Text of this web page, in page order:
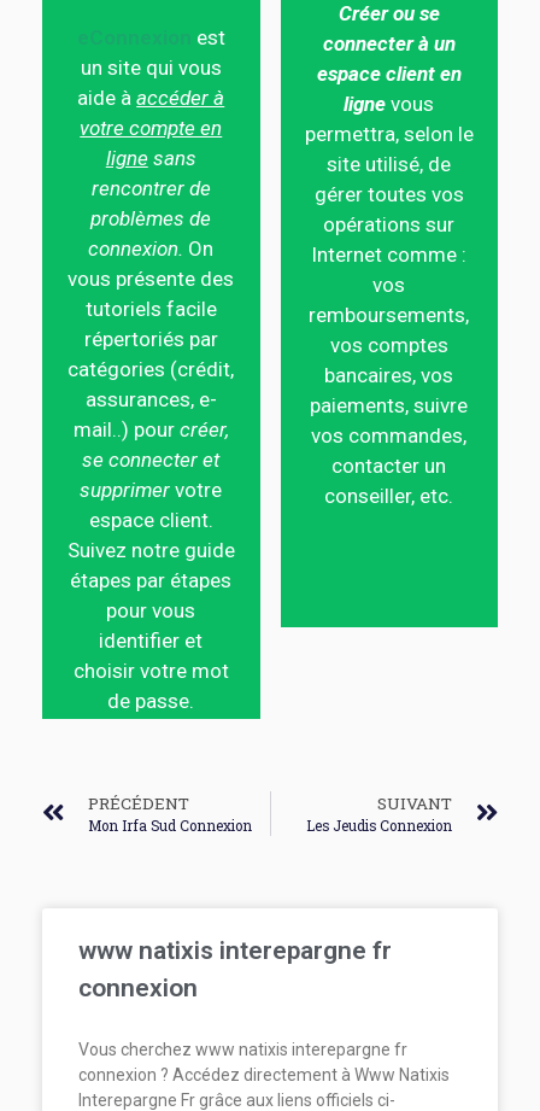
est
un site qui vous
aide àaccéder à
votre compte en
ligne sans
rencontrer de
problèmes de
connexion. On
vous présente des
tutoriels facile
répertoriés par
catégories (crédit,
assurances, e-
mail..) pour créer,
se connecter et
supprimer votre
espace client.
Suivez notre guide
étapes par étapes
pour vous
identifier et
choisir votre mot
de passe.
Créer ou se
connecter à un
espace client en
ligne vous
permettra, selon le
site utilisé, de
gérer toutes vos
opérations sur
Internet comme :
vos
remboursements,
vos comptes
bancaires, vos
paiements, suivre
vos commandes,
contacter un
conseiller, etc.
PRÉCÉDENT
Mon Irfa Sud Connexion
SUIVANT
Les Jeudis Connexion
www natixis interepargne fr
connexion
Vous cherchez www natixis interepargne fr
connexion ? Accédez directement à Www Natixis
Interepargne Fr grâce aux liens officiels ci-